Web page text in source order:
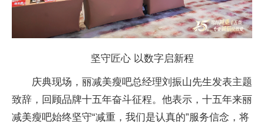
坚守匠心 以数字启新程
庆典现场，丽减美瘦吧总经理刘振山先生发表主题
致辞，回顾品牌十五年奋斗征程。他表示，十五年来丽
减美瘦吧始终坚守“减重，我们是认真的”服务信念，将